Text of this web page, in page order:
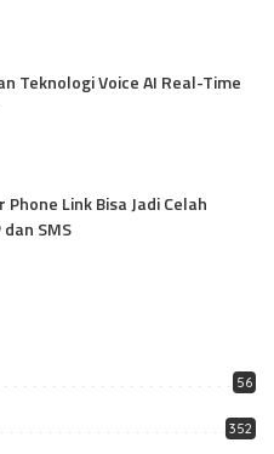
Teknologi Voice AI Real-Time
Link Bisa Jadi Celah
SMS
56
352